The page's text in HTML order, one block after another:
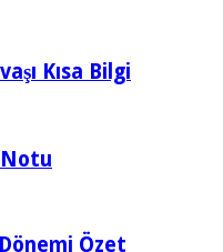
Kısa Bilgi
Özet